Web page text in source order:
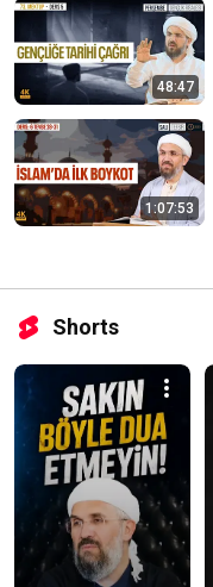
48:47
1:07:53
Shorts